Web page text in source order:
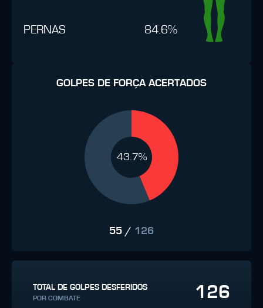
PERNAS 84.6%
GOLPES DE FORÇA ACERTADOS
43.7%
55 / 126
TOTAL DE GOLPES DESFERIDOS
POR COMBATE 126